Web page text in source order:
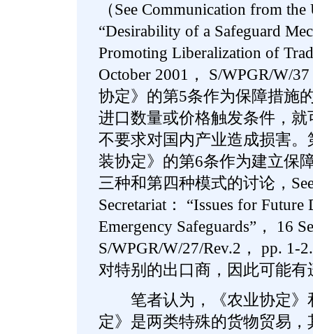
（See Communication from the
“Desirability of a Safeguard
Promoting Liberalization of
October 2001， S/WPGR/W/
协定》的第5条作为保障措施
进口数量或价格触发条件，
不要求对国内产业造成损害
装协定》的第6条作为建立保
三种和第四种模式的讨论，
Secretariat： “Issues for Future
Emergency Safeguards”， 16
S/WPGR/W/27/Rev.2， pp.
对特别的出口商，因此可能
笔者认为，《农业协定》
定》是两类特殊的货物贸易